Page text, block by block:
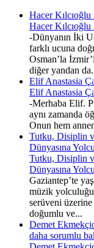
Hacer
Hacer
-Dünyanın İki
farklı ucuna
Osman’la
diğer yandan
Elif Anastasia
Elif Anastasia
-Merhaba Elif.
aynı zamanda
Onun hem
Tutku, Disiplin
Dünyasına
Tutku, Disiplin
Dünyasına
Gaziantep’te
müzik
serüveni
doğumlu ve...
Demet
daha sorumlu